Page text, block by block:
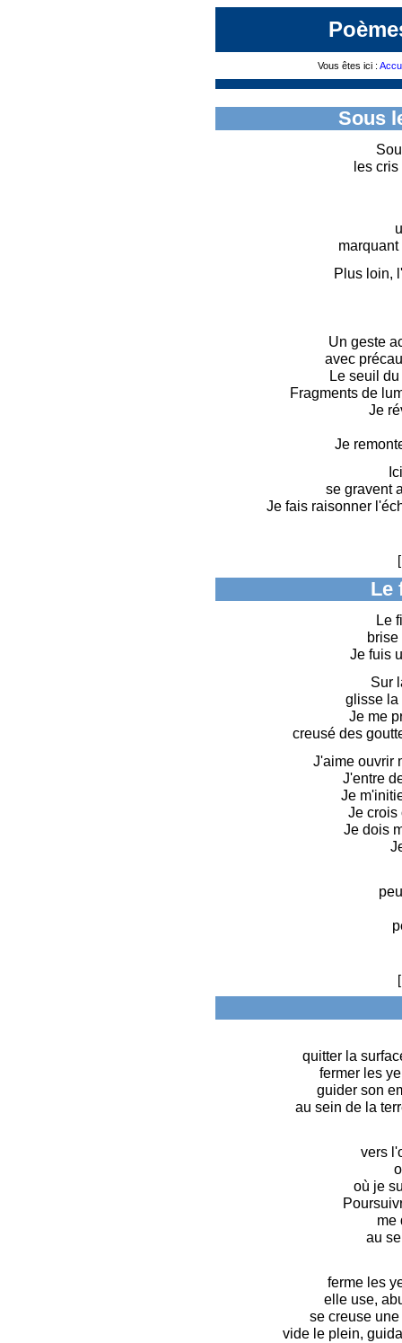
Vous êtes ici :
Sous
les
Plus loin,
Un geste
avec
Le seuil
Fragments de
Je
Je
se gravent
Je fais raisonner
[
Le
Le
brise
Je fuis
Sur
glisse la
Je me
creusé des
J'aime ouvrir
J'entre
Je
Je crois
Je dois
[
quitter la
fermer les
guider son
au sein de la
vers
où je
me
au
ferme les
elle use,
se creuse
vide le plein,